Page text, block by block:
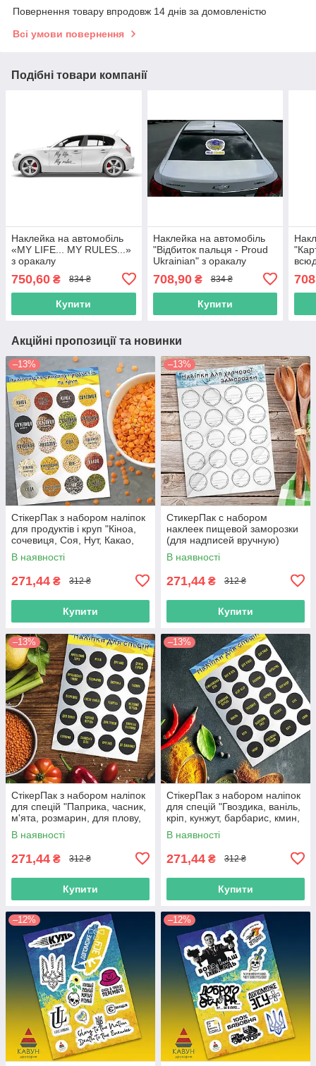
Повернення товару впродовж 14 днів за домовленістю
Всі умови повернення
Подібні товари компанії
Наклейка на автомобіль
«MY LIFE... MY RULES...»
з оракалу
750,60 ₴ 834 ₴
Купити
Наклейка на автомобіль
"Відбиток пальця - Proud
Ukrainian" з оракалу
708,90₴ 834 ₴
Купити
Акційні пропозиції та новинки
–13%
СтікерПак з набором наліпок
для продуктів і круп "Кіноа,
сочевиця, Соя, Нут, Какао,
Сода, Чіа, Маш та ін."
В наявності
271,44 ₴ 312 ₴
Купити
–13%
СтикерПак с набором
наклеек пищевой заморозки
(для надписей вручную)
В наявності
271,44 ₴ 312 ₴
Купити
–13%
СтікерПак з набором наліпок
для спецій "Паприка, часник,
м'ята, розмарин, для плову,
суміш перців тощо".
В наявності
271,44 ₴ 312 ₴
Купити
–13%
СтікерПак з набором наліпок
для спецій "Гвоздика, ваніль,
кріп, кунжут, барбарис, кмин,
базилік, карі тощо".
В наявності
271,44 ₴ 312 ₴
Купити
–12% –12%